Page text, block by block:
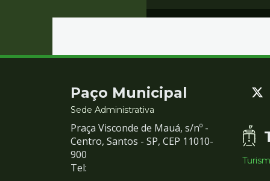
Contato
e
Redes
Sociais
Paço Municipal
Sede Administrativa
Praça Visconde de Mauá, s/nº -
Centro, Santos - SP, CEP 11010-
900
Tel: